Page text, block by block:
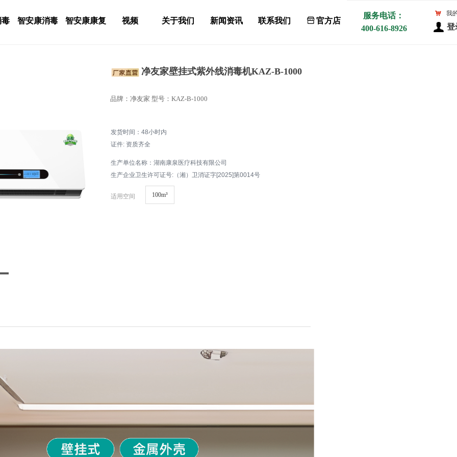
毒 智安康消毒 智安康康复 视频 关于我们 新闻资讯 联系我们 ꀰ 官方店
登
服务电话：
400-616-8926
낙 我
净友家壁挂式紫外线消毒机KAZ-B-1000
发货时间：48小时内
证件: 资质齐全
生产单位名称：湖南康泉医疗科技有限公司
生产企业卫生许可证号:（湘）卫消证字[2025]第0014号
品牌：净友家 型号：KAZ-B-1000
适用空间 100m³